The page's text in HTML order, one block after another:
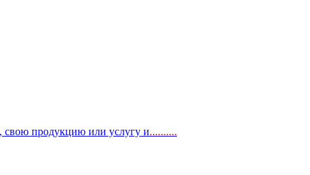
свою продукцию или услугу и..........